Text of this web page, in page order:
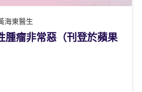
海東醫生
腫瘤非常惡（刊登於蘋果